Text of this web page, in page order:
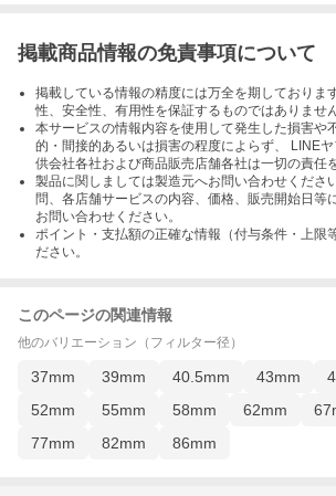
掲載商品情報の免責事項について
掲載している情報の精度には万全を期しておりま
性、安全性、有用性を保証するものではありません
本サービスの情報内容を使用して発生した損害や
的・間接的あるいは損害の程度によらず、 LINE
供会社各社および商品販売店舗各社は一切の責任
製品に関しましては製造元へお問い合わせくださ
問、各店舗サービスの内容、価格、販売開始日等
お問い合わせください。
ポイント・支払額の正確な情報（付与条件・上限
ださい。
このページの関連情報
他のバリエーション（フィルター径）
37mm 39mm 40.5mm 43mm
52mm
55mm 58mm 62mm
77mm
82mm 86mm